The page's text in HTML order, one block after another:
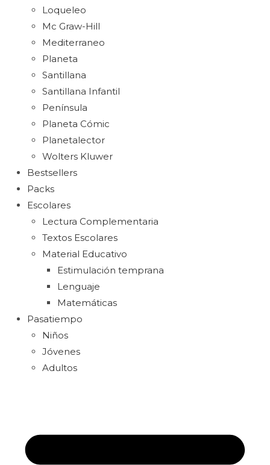
Loqueleo
Mc Graw-Hill
Mediterraneo
Planeta
Santillana
Santillana Infantil
Península
Planeta Cómic
Planetalector
Wolters Kluwer
Bestsellers
Packs
Escolares
Lectura Complementaria
Textos Escolares
Material Educativo
Estimulación temprana
Lenguaje
Matemáticas
Pasatiempo
Niños
Jóvenes
Adultos